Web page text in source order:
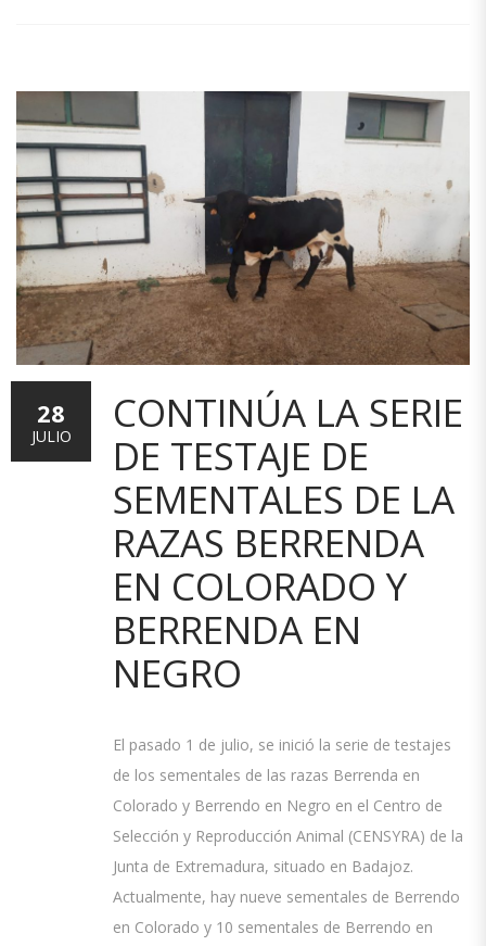
CONTINÚA LA SERIE
DE TESTAJE DE
SEMENTALES DE LA
RAZAS BERRENDA
EN COLORADO Y
BERRENDA EN
NEGRO
El pasado 1 de julio, se inició la serie de testajes
de los sementales de las razas Berrenda en
Colorado y Berrendo en Negro en el Centro de
Selección y Reproducción Animal (CENSYRA) de la
Junta de Extremadura, situado en Badajoz.
Actualmente, hay nueve sementales de Berrendo
en Colorado y 10 sementales de Berrendo en
28
JULIO